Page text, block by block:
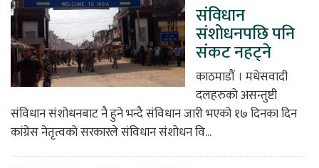
संविधान
संशोधनपछि पनि
संकट नहट्ने
काठमाडौं । मधेसवादी
दलहरुको असन्तुष्टी
संविधान संशोधनबाट नै हुने भन्दै संविधान जारी भएको १७ दिनका दिन
कांग्रेस नेतृत्वको सरकारले संविधान संशोधन वि...